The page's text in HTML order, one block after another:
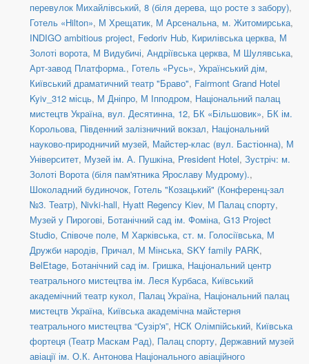
перевулок Михайлівський, 8 (біля дерева, що росте з забору),
Готель «Hilton», М Хрещатик, М Арсенальна, м. Житомирська,
INDIGO ambitious project, Fedoriv Hub, Кирилівська церква, М
Золоті ворота, М Видубичі, Андріївська церква, М Шулявська,
Арт-завод Платформа., Готель «Русь», Український дім,
Київський драматичний театр "Браво", Fairmont Grand Hotel
Kyiv_312 місць, М Дніпро, М Іпподром, Національний палац
мистецтв Україна, вул. Десятинна, 12, БК «Більшовик», БК ім.
Корольова, Південний залізничний вокзал, Національний
науково-природничий музей, Майстер-клас (вул. Бастіонна), М
Університет, Музей ім. А. Пушкіна, President Hotel, Зустріч: м.
Золоті Ворота (біля пам'ятника Ярославу Мудрому).,
Шоколадний будиночок, Готель "Козацький" (Конференц-зал
№3. Театр), Nivki-hall, Hyatt Regency Kiev, М Палац спорту,
Музей у Пирогові, Ботанічний сад ім. Фоміна, G13 Project
Studio, Співоче поле, М Харківська, ст. м. Голосіївська, М
Дружби народів, Причал, М Мінська, SKY family PARK,
BelEtage, Ботанічний сад ім. Гришка, Національний центр
театрального мистецтва ім. Леся Курбаса, Київський
академічний театр кукол, Палац Україна, Національний палац
мистецтв Україна, Київська академічна майстерня
театрального мистецтва “Сузір'я”, НСК Олімпійський, Київська
фортеця (Театр Маскам Рад), Палац спорту, Державний музей
авіації ім. О.К. Антонова Національного авіаційного